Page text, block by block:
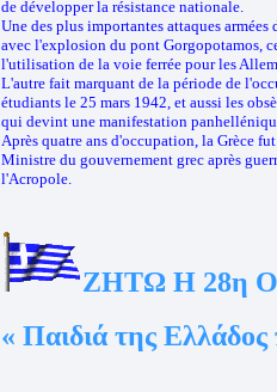
de développer la résistance nationale.
Une des plus importantes attaques
avec l'explosion du pont Gorgopotamos,
l'utilisation de la voie ferrée pour les
L'autre fait marquant de la période de
étudiants le 25 mars 1942, et aussi les
qui devint une manifestation
Après quatre ans d'occupation, la Grèce
Ministre du gouvernement grec après
l'Acropole.
ΖΗΤΩ Η 28η
« Παιδιά της Ελλάδος